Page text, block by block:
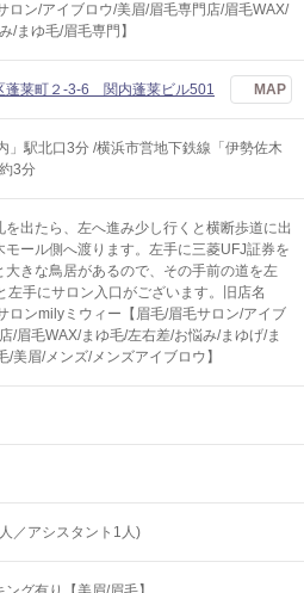
ロン/アイブロウ/美眉/眉毛専門店/眉毛WAX/
/まゆ毛/眉毛専門】
蓬莱町２-3-6 関内蓬莱ビル501 MAP
」駅北口3分 /横浜市営地下鉄線「伊勢佐木
3分
を出たら、左へ進み少し行くと横断歩道に出
モール側へ渡ります。左手に三菱UFJ証券を
大きな鳥居があるので、その手前の道を左
左手にサロン入口がございます。旧店名
ロンmilyミウィー【眉毛/眉毛サロン/アイブ
/眉毛WAX/まゆ毛/左右差/お悩み/まゆげ/ま
/美眉/メンズ/メンズアイブロウ】
／アシスタント1人)